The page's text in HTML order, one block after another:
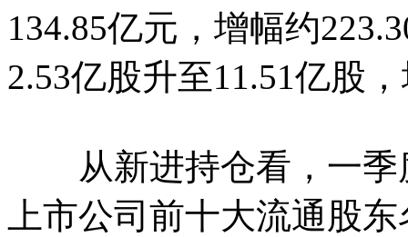
134.85亿元，增幅约
2.53亿股升至11.51亿股
从新进持仓看，一季
上市公司前十大流通股